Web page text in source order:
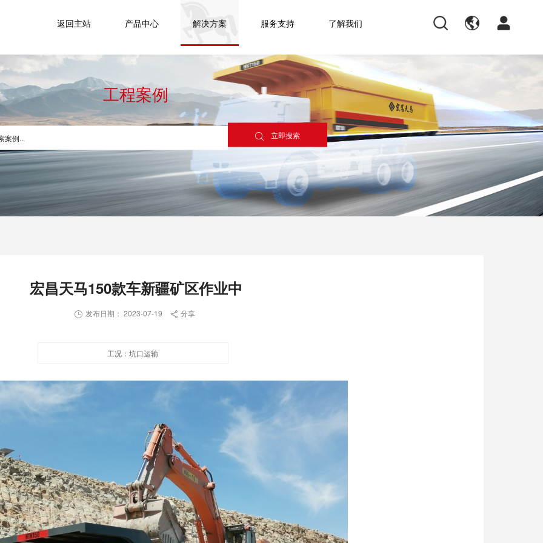
返回主站 产品中心 解决方案 服务支持 了解我们
工程案例
 立即搜索
宏昌天马150款车新疆矿区作业中
 发布日期： 2023-07-19  分享
工况： 坑口运输